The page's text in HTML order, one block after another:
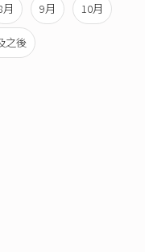
月 9月 10月
之後